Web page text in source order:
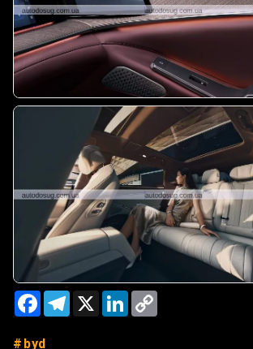
FacebookTelegram
X LinkedIn
byd